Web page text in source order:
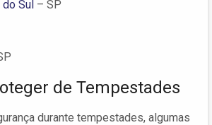
Sul – SP
de Tempestades
durante tempestades, algumas